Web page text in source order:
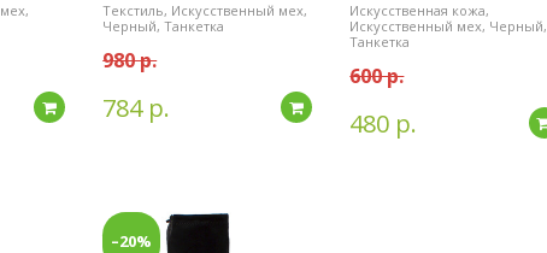
Подробнее
Текстиль, Искусственный мех,
Черный, Танкетка
980 р.
784 р. Подробнее
Искусственная кожа,
Искусственный мех, Черный,
Танкетка
600 р.
480 р.
–20%